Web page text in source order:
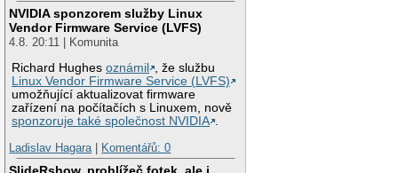
NVIDIA sponzorem služby Linux
Vendor Firmware Service (LVFS)
4.8. 20:11 | Komunita
Richard Hughesoznámil
, že službu
Linux Vendor Firmware Service (LVFS)
umožňující aktualizovat firmware
zařízení na počítačích s Linuxem, nově
sponzoruje také společnost NVIDIA .
Ladislav Hagara | Komentářů: 0